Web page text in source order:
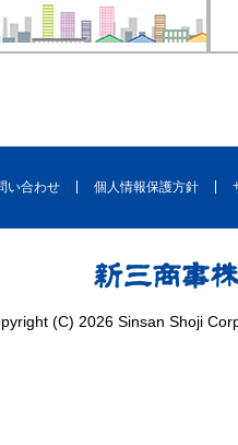
い合わせ 個人情報保護方針
(C) 2026 Sinsan Shoji